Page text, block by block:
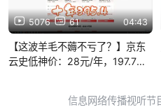
5076 61 04:43
【这波羊毛不薅不亏了？】京东
云史低神价：28元/年，197.7
福利！别错过了！哇！！
信息网络传播视听